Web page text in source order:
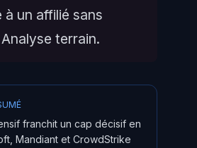
à un affilié sans
terrain.
franchit un cap décisif en
Mandiant et CrowdStrike